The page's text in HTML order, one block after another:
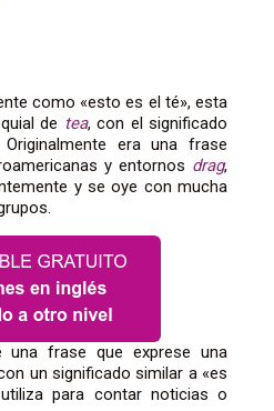
como «esto es el té», esta
de tea, con el significado
era una frase
y entornos drag,
y se oye con mucha
frase que exprese una
un significado similar a «es
para contar noticias o